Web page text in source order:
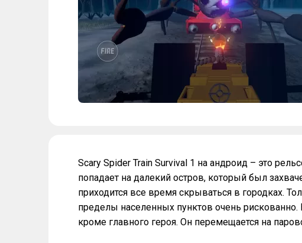
Scary Spider Train Survival 1 на андроид – это
попадает на далекий остров, который был
приходится все время скрываться в городках.
пределы населенных пунктов очень рискованно.
кроме главного героя. Он перемещается на